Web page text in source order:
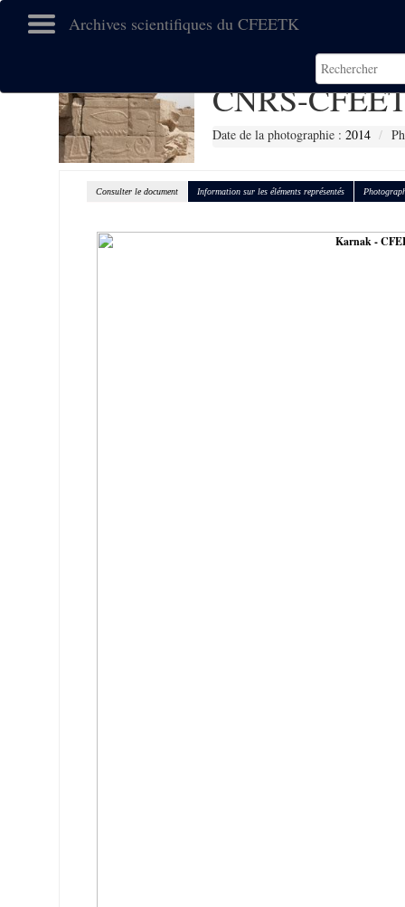
Archives scientifiques du CFEETK
CNRS-
Date de la photographie :2014
Consulter le document Information sur les éléments représentés